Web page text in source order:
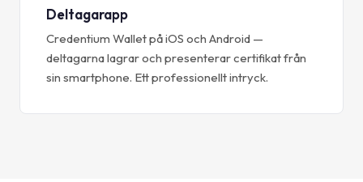
Deltagarapp
Credentium Wallet på iOS och Android —
deltagarna lagrar och presenterar certifikat från
sin smartphone. Ett professionellt intryck.